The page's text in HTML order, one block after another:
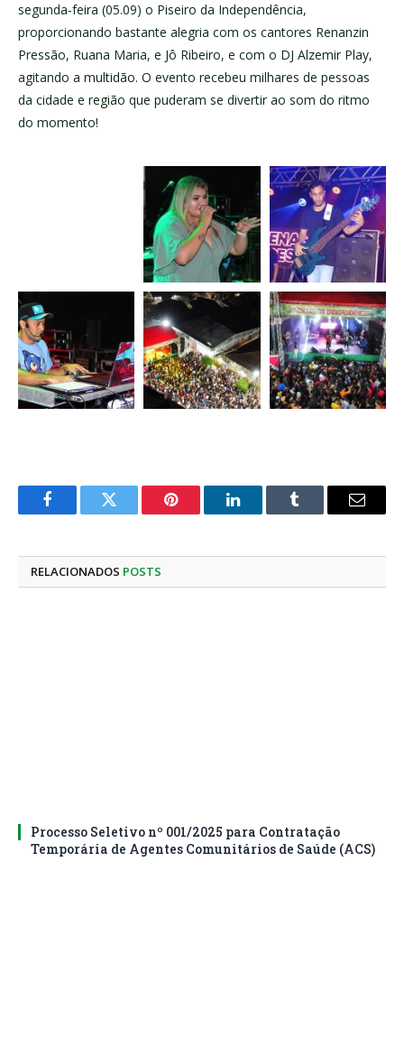
segunda-feira (05.09) o Piseiro da Independência,
proporcionando bastante alegria com os cantores Renanzin
Pressão, Ruana Maria, e Jô Ribeiro, e com o DJ Alzemir Play,
agitando a multidão. O evento recebeu milhares de pessoas
da cidade e região que puderam se divertir ao som do ritmo
do momento!
FacebookTwitter Pinterest LinkedInTumblr
E-
RELACIONADOS POSTS
Processo Seletivo nº 001/2025 para Contratação
Temporária de Agentes Comunitários de Saúde (ACS)